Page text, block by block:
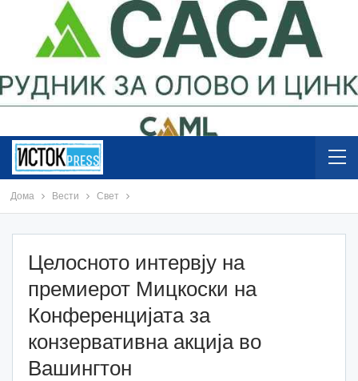
Дома Вести Свет
Целосното интервју на
премиeрот Мицкоски на
Конференцијата за
конзервативна акција во
Вашингтон